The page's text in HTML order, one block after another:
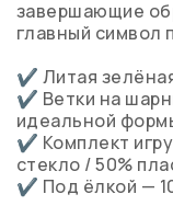
завершающие
главный символ
✔ Литая
✔ Ветки на
идеальной
✔ Комплект
стекло / 50%
✔ Под ёлкой —